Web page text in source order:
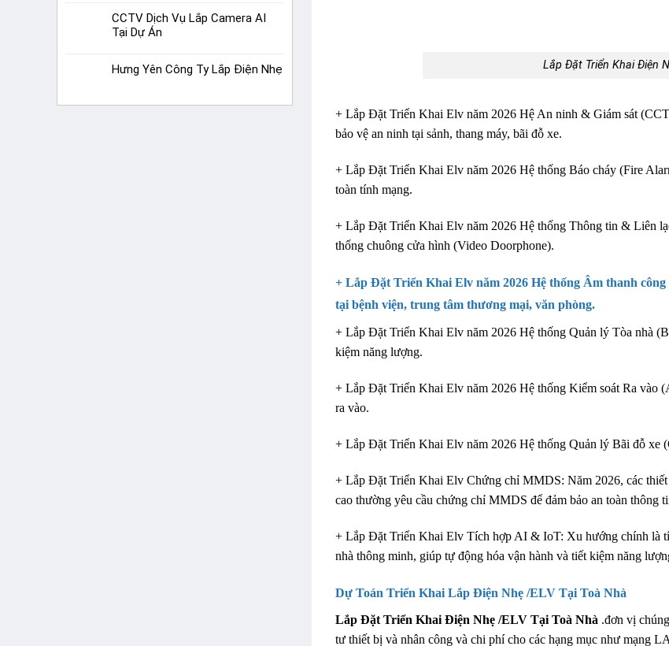
CCTV Dịch Vụ Lắp Camera AI
Tại Dự Án
Hưng Yên Công Ty Lắp Điện Nhẹ Lắp Đặt Triển Khai Điện
+ Lắp Đặt Triển Khai Elv năm 2026 Hệ An ninh & Giám sát
bảo vệ an ninh tại sảnh, thang máy, bãi đỗ xe.
+ Lắp Đặt Triển Khai Elv năm 2026 Hệ thống Báo cháy (Fire
toàn tính mạng.
+ Lắp Đặt Triển Khai Elv năm 2026 Hệ thống Thông tin & Liên
thống chuông cửa hình (Video Doorphone).
+ Lắp Đặt Triển Khai Elv năm 2026 Hệ thống Âm thanh
tại bệnh viện, trung tâm thương mại, văn phòng.
+ Lắp Đặt Triển Khai Elv năm 2026 Hệ thống Quản lý Tòa nhà
kiệm năng lượng.
+ Lắp Đặt Triển Khai Elv năm 2026 Hệ thống Kiểm soát Ra vào
ra vào.
+ Lắp Đặt Triển Khai Elv năm 2026 Hệ thống Quản lý Bãi đỗ xe
+ Lắp Đặt Triển Khai Elv Chứng chỉ MMDS: Năm 2026, các thiết
cao thường yêu cầu chứng chỉ MMDS để đảm bảo an toàn thông
+ Lắp Đặt Triển Khai Elv Tích hợp AI & IoT: Xu hướng chính là
nhà thông minh, giúp tự động hóa vận hành và tiết kiệm năng
Dự Toán Triển Khai Lắp Điện Nhẹ /ELV Tại Toà Nhà
Lắp Đặt Triển Khai Điện Nhẹ /ELV Tại Toà Nhà .đơn vị
tư thiết bị và nhân công và chi phí cho các hạng mục như mạng